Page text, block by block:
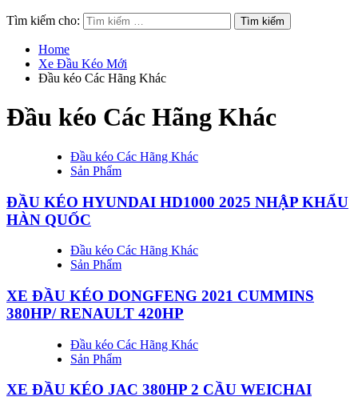
Tìm kiếm cho:
Home
Xe Đầu Kéo Mới
Đầu kéo Các Hãng Khác
Đầu kéo Các Hãng Khác
Đầu kéo Các Hãng Khác
Sản Phẩm
ĐẦU KÉO HYUNDAI HD1000 2025 NHẬP KHẨU
HÀN QUỐC
Đầu kéo Các Hãng Khác
Sản Phẩm
XE ĐẦU KÉO DONGFENG 2021 CUMMINS
380HP/ RENAULT 420HP
Đầu kéo Các Hãng Khác
Sản Phẩm
XE ĐẦU KÉO JAC 380HP 2 CẦU WEICHAI